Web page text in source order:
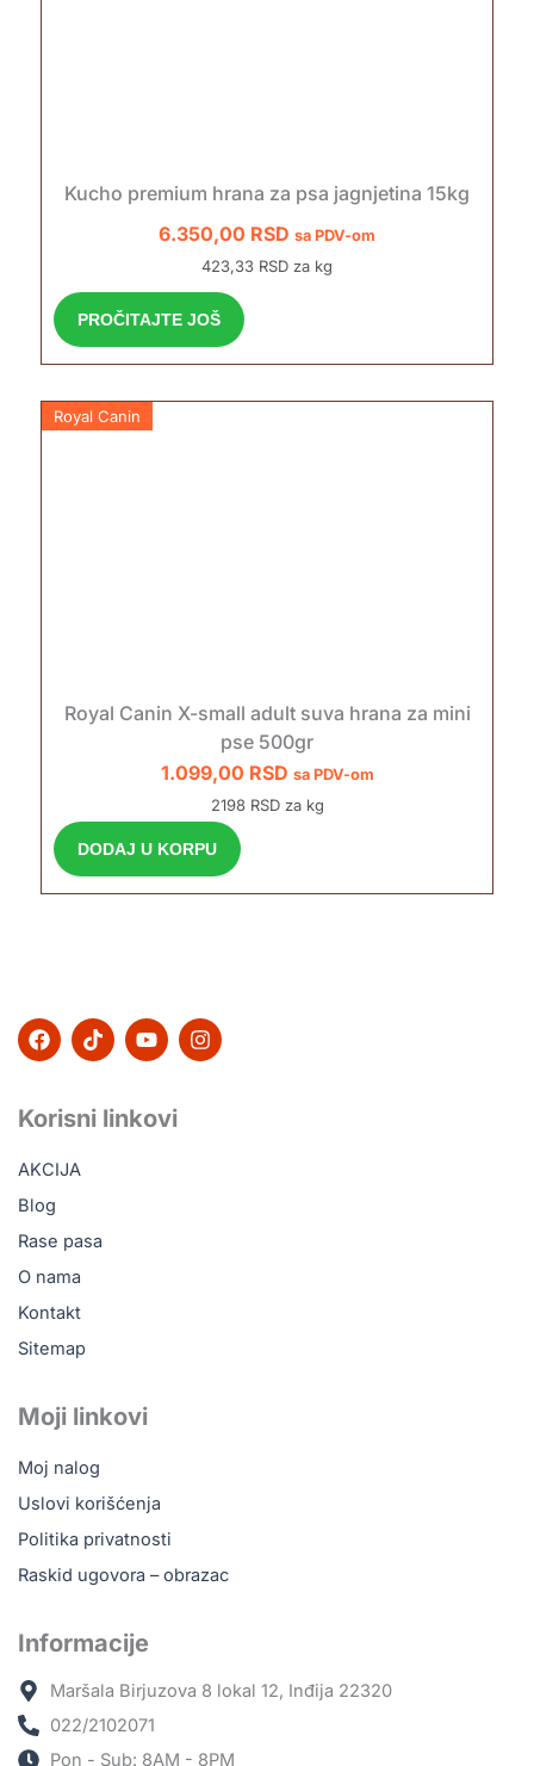
Kucho premium hrana za psa jagnjetina 15kg
6.350,00 RSD sa PDV-om
423,33 RSD za kg
PROČITAJTE JOŠ
Royal Canin
Royal Canin X-small adult suva hrana za mini
pse 500gr
1.099,00 RSD sa PDV-om
2198 RSD za kg
DODAJ U KORPU
F
a
b
o
k
T
i
o
k
Y
o
u
b
I
n
Korisni linkovi
AKCIJA
Blog
Rase pasa
O nama
Kontakt
Sitemap
Moji linkovi
Moj nalog
Uslovi korišćenja
Politika privatnosti
Raskid ugovora – obrazac
Informacije
Maršala Birjuzova 8 lokal 12, Inđija 22320
022/2102071
Pon - Sub: 8AM - 8PM